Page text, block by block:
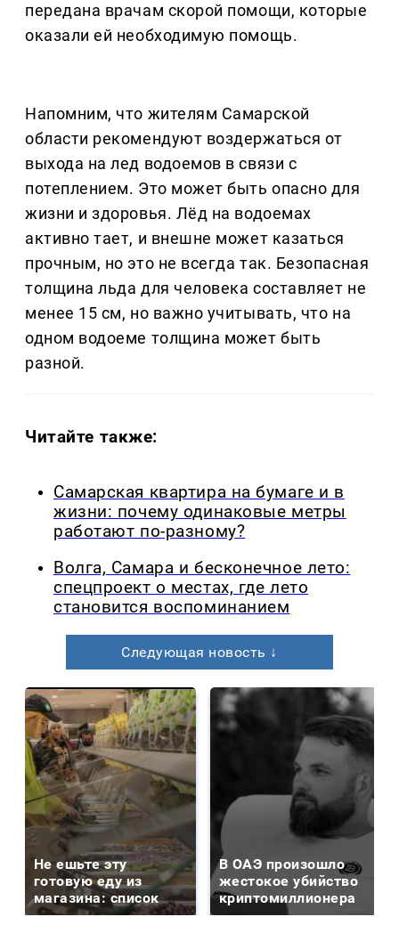
передана врачам скорой помощи, которые
оказали ей необходимую помощь.
Напомним, что жителям Самарской
области рекомендуют воздержаться от
выхода на лед водоемов в связи с
потеплением. Это может быть опасно для
жизни и здоровья. Лёд на водоемах
активно тает, и внешне может казаться
прочным, но это не всегда так. Безопасная
толщина льда для человека составляет не
менее 15 см, но важно учитывать, что на
одном водоеме толщина может быть
разной.
Читайте также:
Самарская квартира на бумаге и в
жизни: почему одинаковые метры
работают по-разному?
Волга, Самара и бесконечное лето:
спецпроект о местах, где лето
становится воспоминанием
Следующая новость ↓
Не ешьте эту
готовую еду из
магазина: список
В ОАЭ произошло
жестокое убийство
криптомиллионера